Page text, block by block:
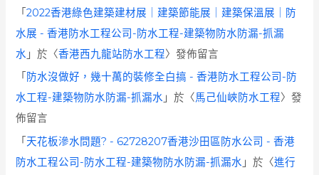
「2022香港綠色建築建材展｜建築節能展｜建築保溫展｜防
水展 - 香港防水工程公司-防水工程-建築物防水防漏-抓漏
水 」於〈香港西九龍站防水工程〉發佈留言
「 防水沒做好，幾十萬的裝修全白搞 - 香港防水工程公司-防
水工程-建築物防水防漏-抓漏水 」於〈馬己仙峽防水工程〉發
佈留言
「 天花板滲水問題? - 62728207香港沙田區防水公司 - 香港
防水工程公司-防水工程-建築物防水防漏-抓漏水 」於〈進行